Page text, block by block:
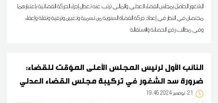
الشغور الحاصل بمجلس القضاء العدلي والمالي ترتب عنه تعطل إجراء الحركة القضائية باعتبارهما
مختصان في النظر في إعداد حركة القضاة السنوية من تسمية وتعيين وترقية ونقلة وإعفاء
وفي مطالب رفع الحصانة والاستقالة
النائب الأول لرئيس المجلس الأعلى المؤقت للقضاء:
ضرورة سد الشغور في تركيبة مجلس القضاء العدلي
21 19:46 2024 نوفمبر